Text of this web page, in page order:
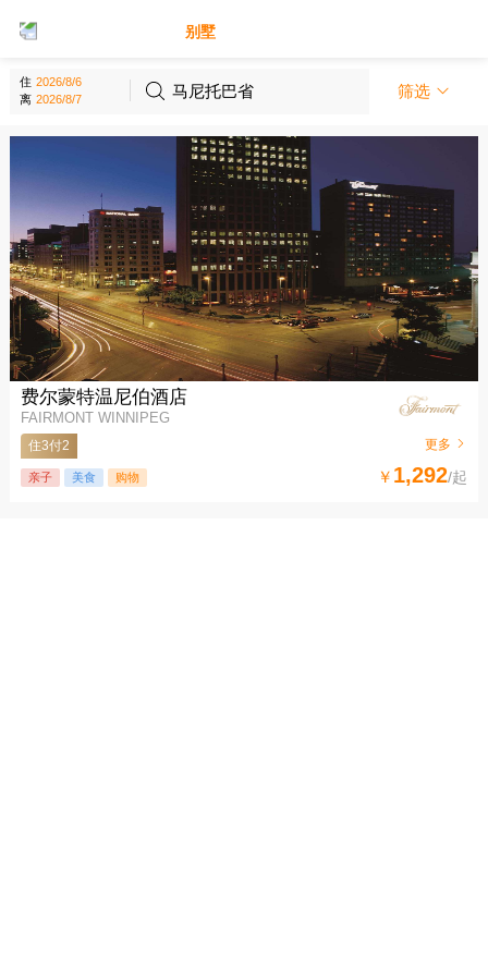
别墅
住
离
马尼托巴省 筛选
费尔蒙特温尼伯酒店
FAIRMONT WINNIPEG
住3付2 更多
亲子 美食 购物 ￥ 1,292/起